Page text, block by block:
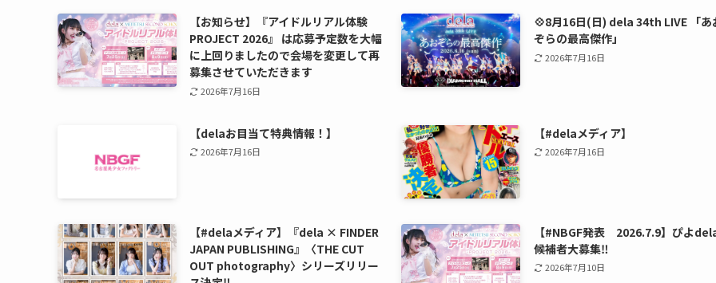
【お知らせ】『アイドルリアル体験
PROJECT 2026』 は応募予定数を大幅
に上回りましたので会場を変更して再
募集させていただきます
2026年7月16日
💠8月16日(日) dela 34th LIVE 「あ
ぞらの最高傑作」
2026年7月16日
【delaお目当て特典情報！】
2026年7月16日
【#delaメディア】
2026年7月16日
【#delaメディア】『dela × FINDER
JAPAN PUBLISHING』〈THE CUT
OUT photography〉シリーズリリー
【#NBGF発表 2026.7.9】ぴよ
候補者大募集‼️
2026年7月10日